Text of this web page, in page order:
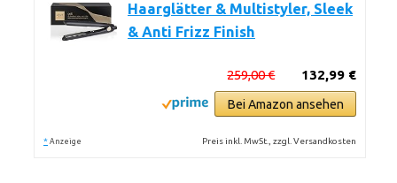
Haarglätter & Multistyler, Sleek
& Anti Frizz Finish
132,99 €
259,00 €
Bei Amazon ansehen
* Anzeige Preis inkl. MwSt., zzgl. Versandkosten